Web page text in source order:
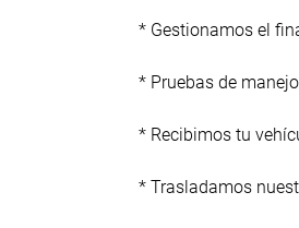
* Gestionamos el
* Pruebas de
* Recibimos tu
* Trasladamos